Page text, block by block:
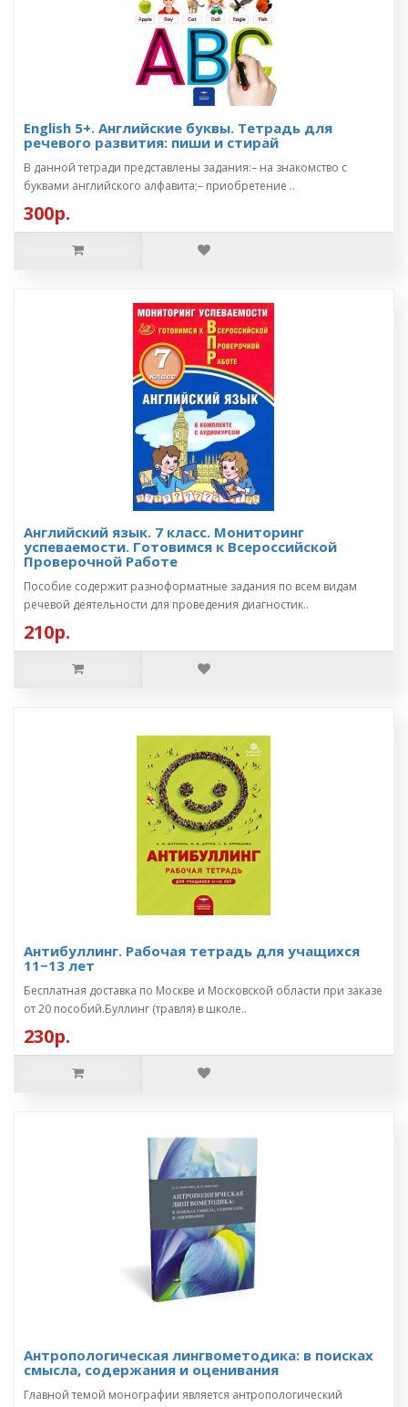
English 5+. Английские буквы. Тетрадь для
речевого развития: пиши и стирай
В данной тетради представлены задания:– на знакомство с
буквами английского алфавита;– приобретение ..
300р.
Английский язык. 7 класс. Мониторинг
успеваемости. Готовимся к Всероссийской
Проверочной Работе
Пособие содержит разноформатные задания по всем видам
речевой деятельности для проведения диагностик..
210р.
Антибуллинг. Рабочая тетрадь для учащихся
11−13 лет
Бесплатная доставка по Москве и Московской области при заказе
от 20 пособий.Буллинг (травля) в школе..
230р.
Антропологическая лингвометодика: в поисках
смысла, содержания и оценивания
Главной темой монографии является антропологический